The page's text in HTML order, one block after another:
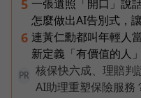
5 一張遺照「開口」說
怎麼做出AI告別式，
6 連黃仁勳都叫年輕人
新定義「有價值的人
PR
核保快六成、理賠判
AI助理重塑保險服務